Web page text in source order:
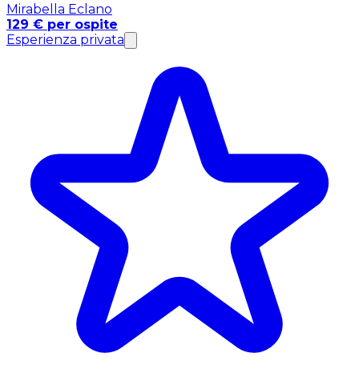
Mirabella Eclano
129 € per ospite
Esperienza privata